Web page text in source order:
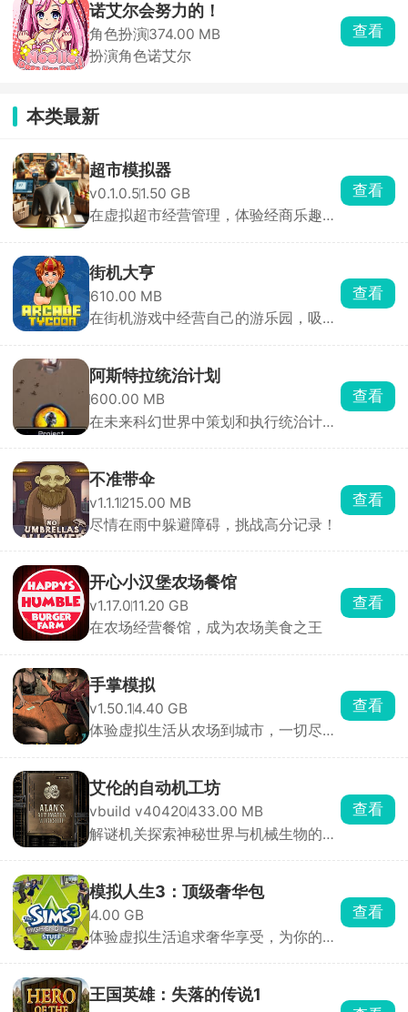
诺艾尔会努力的！
角色扮演374.00 MB
扮演角色诺艾尔
查看
本类最新
超市模拟器
v0.1.0.51.50 GB
在虚拟超市经营管理，体验经商乐趣和
查看
街机大亨
610.00 MB
在街机游戏中经营自己的游乐园，吸引
查看
阿斯特拉统治计划
600.00 MB
在未来科幻世界中策划和执行统治计划
查看
不准带伞
v1.1.1 215.00 MB
尽情在雨中躲避障碍，挑战高分记录！
查看
开心小汉堡农场餐馆
v1.17.011.20 GB
在农场经营餐馆，成为农场美食之王
查看
手掌模拟
v1.50.1 4.40 GB
体验虚拟生活从农场到城市，一切尽在
查看
艾伦的自动机工坊
vbuild v40420433.00 MB
解谜机关探索神秘世界与机械生物的故
查看
模拟人生3：顶级奢华包
4.00 GB
体验虚拟生活追求奢华享受，为你的角
查看
王国英雄：失落的传说1